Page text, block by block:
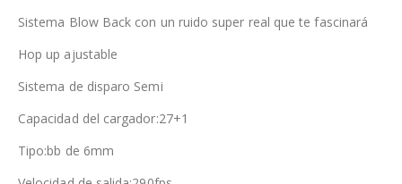
Sistema Blow Back con un ruido super real que te fascinará
Hop up ajustable
Sistema de disparo Semi
Capacidad del cargador:27+1
Tipo:bb de 6mm